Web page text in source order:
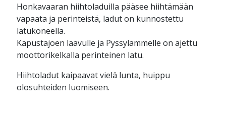
Honkavaaran hiihtoladuilla pääsee hiihtämään
vapaata ja perinteistä, ladut on kunnostettu
latukoneella.
Kapustajoen laavulle ja Pyssylammelle on ajettu
moottorikelkalla perinteinen latu.
Hiihtoladut kaipaavat vielä lunta, huippu
olosuhteiden luomiseen.